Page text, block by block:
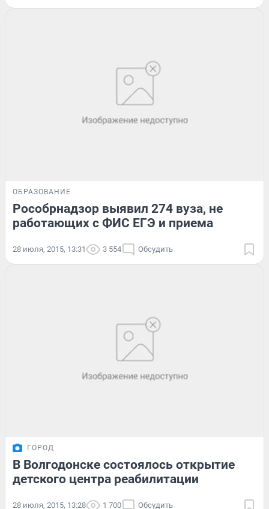
ОБРАЗОВАНИЕ
Рособрнадзор выявил 274 вуза, не
работающих с ФИС ЕГЭ и приема
28 июля, 2015, 13:31 3 554 Обсудить
ГОРОД
В Волгодонске состоялось открытие
детского центра реабилитации
28 июля, 2015, 13:28 1 700 Обсудить